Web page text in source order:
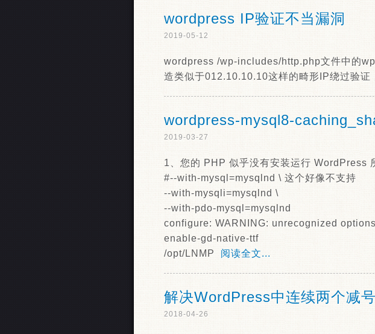
wordpress IP验证不当漏洞
2019-05-12
wordpress /wp-includes/http.php文件中的
造类似于012.10.10.10这样的畸形IP绕过验证
wordpress-mysql8-
2019-03-27
1、您的 PHP 似乎没有安装运行 WordPress
#--with-mysql=mysqlnd \ 这个好像不支持
--with-mysqli=mysqlnd \
--with-pdo-mysql=mysqlnd
configure: WARNING: unrecognized
enable-gd-native-ttf
/opt/LNMP 阅读全文...
解决WordPress中连续两个减
2018-04-26